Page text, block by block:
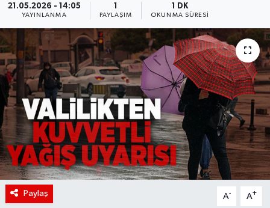
21.05.2026 - 14:05
YAYINLANMA PAYLAŞIM
1 DK
OKUNMA SÜRESI
Paylaş A- A+